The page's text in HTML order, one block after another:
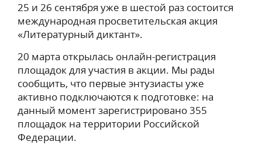
25 и 26 сентября уже в шестой раз состоится
международная просветительская акция
«Литературный диктант».
20 марта открылась онлайн-регистрация
площадок для участия в акции. Мы рады
сообщить, что первые энтузиасты уже
активно подключаются к подготовке: на
данный момент зарегистрировано 355
площадок на территории Российской
Федерации.